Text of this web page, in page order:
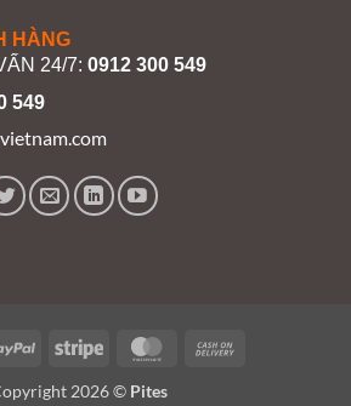
HÀNG
24/7:0912 300 549
549
PayPal Stripe MasterCard
2026 © Pites